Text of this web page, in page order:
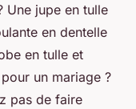
Une jupe en tulle
en dentelle
en tulle et
un mariage ?
pas de faire